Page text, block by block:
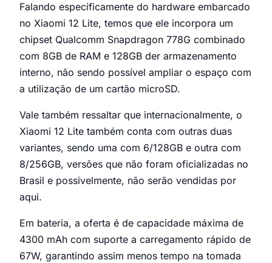
Falando especificamente do hardware embarcado
no Xiaomi 12 Lite, temos que ele incorpora um
chipset Qualcomm Snapdragon 778G combinado
com 8GB de RAM e 128GB der armazenamento
interno, não sendo possível ampliar o espaço com
a utilização de um cartão microSD.
Vale também ressaltar que internacionalmente, o
Xiaomi 12 Lite também conta com outras duas
variantes, sendo uma com 6/128GB e outra com
8/256GB, versões que não foram oficializadas no
Brasil e possivelmente, não serão vendidas por
aqui.
Em bateria, a oferta é de capacidade máxima de
4300 mAh com suporte a carregamento rápido de
67W, garantindo assim menos tempo na tomada